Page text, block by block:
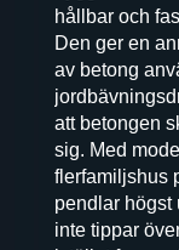
hållbar och
Den ger en
av betong
att betongen
sig. Med
flerfamiljshus
pendlar högst
inte tippar